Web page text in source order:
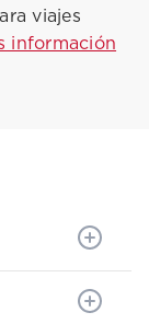
viajes
información